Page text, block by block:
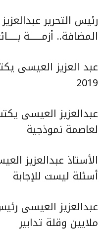
رئيس التحرير
المضافة.. أزمــــــة
عبد العزيز العيسى
2019
عبدالعزيز العيسى
لعاصمة نموذجية
الأستاذ عبدالعزيز
أسئلة ليست للإجابة
عبدالعزيز العيسى
ملايين وقلة تدابير